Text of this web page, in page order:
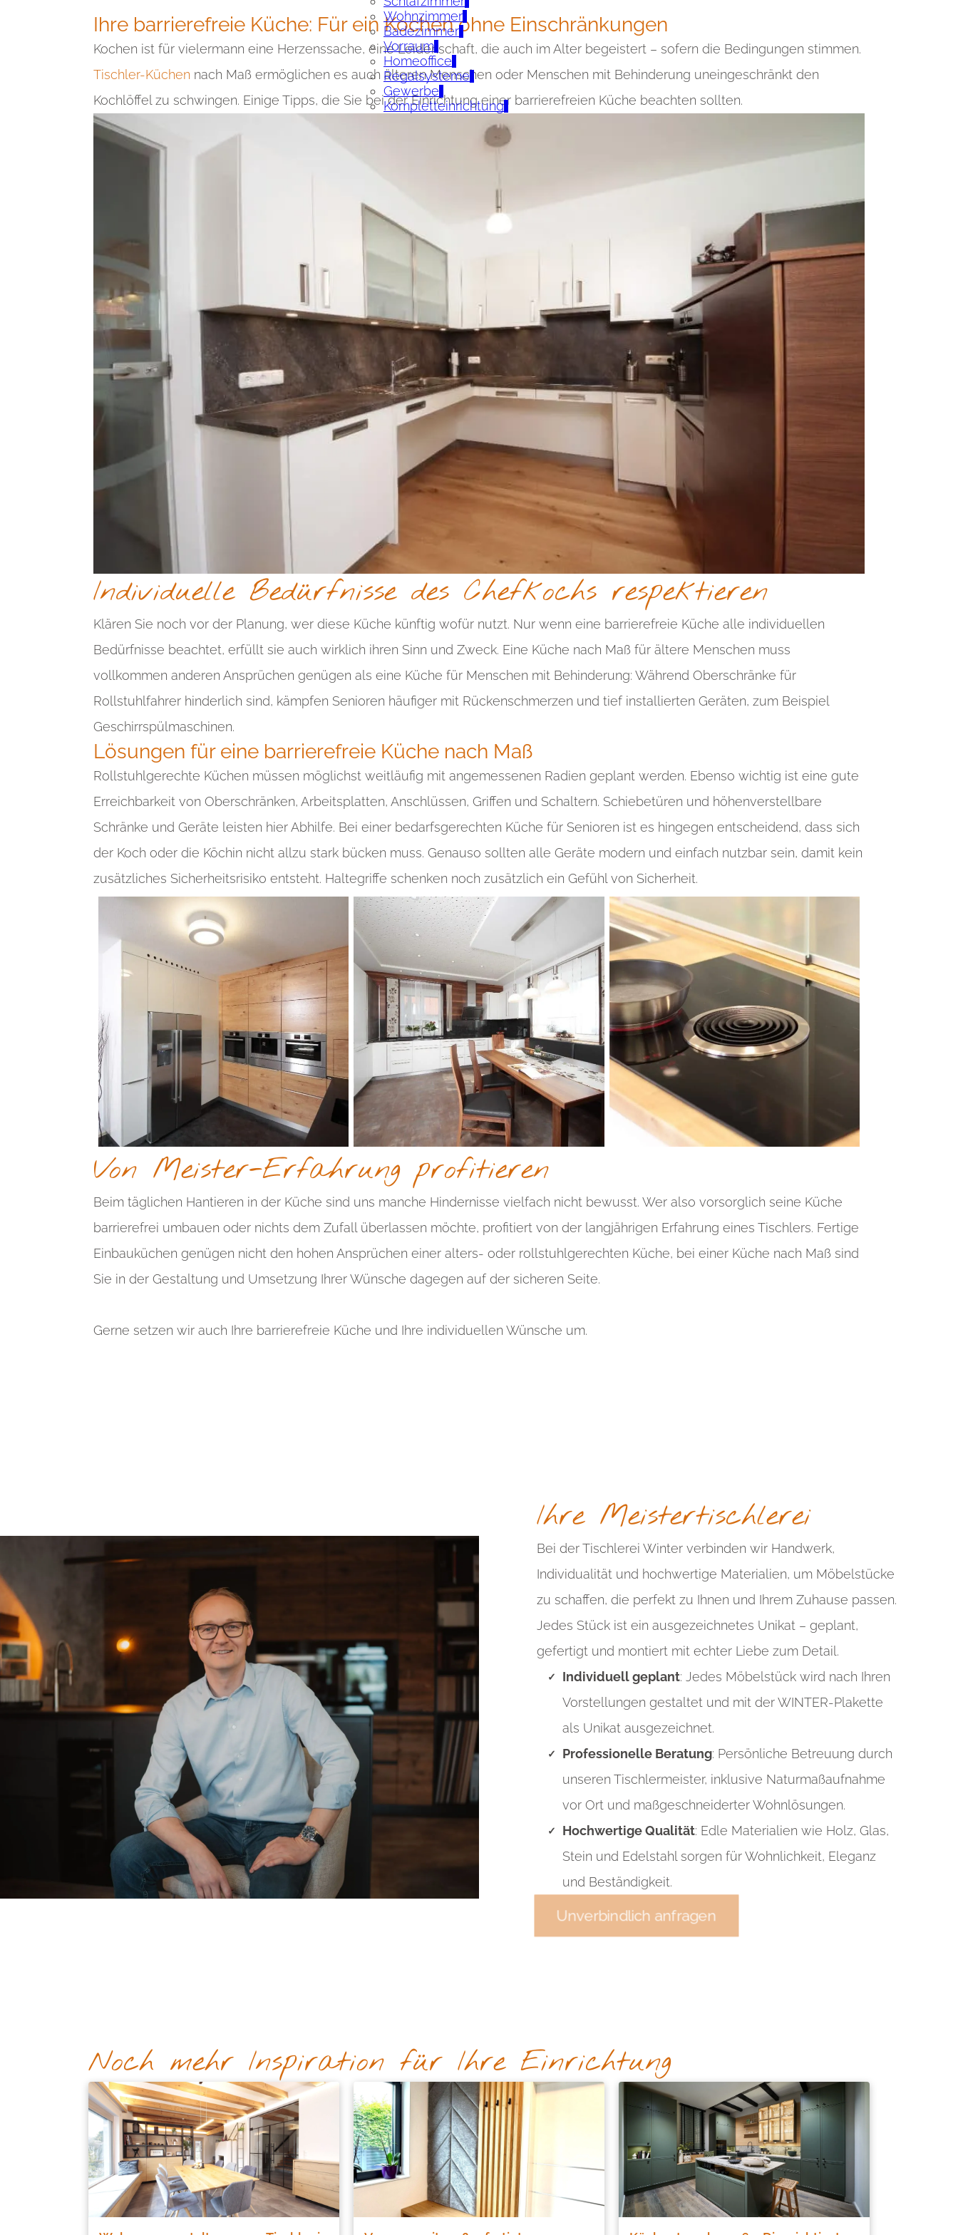
Wohnzimmer
Badezimmer
Vorraum
Homeoffice
Regalsysteme
Gewerbe
Kompletteinrichtung
Ihre barrierefreie Küche: Für ein Kochen ohne Einschränkungen
Kochen ist für vielermann eine Herzenssache, eine Leidenschaft, die auch im Alter begeistert – sofern die Bedingungen stimmen.
Tischler-Küchen nach Maß ermöglichen es auch älteren Menschen oder Menschen mit Behinderung uneingeschränkt den
Kochlöffel zu schwingen. Einige Tipps, die Sie bei der Einrichtung einer barrierefreien Küche beachten sollten.
Individuelle Bedürfnisse des Chefkochs respektieren
Klären Sie noch vor der Planung, wer diese Küche künftig wofür nutzt. Nur wenn eine barrierefreie Küche alle individuellen
Bedürfnisse beachtet, erfüllt sie auch wirklich ihren Sinn und Zweck. Eine Küche nach Maß für ältere Menschen muss
vollkommen anderen Ansprüchen genügen als eine Küche für Menschen mit Behinderung: Während Oberschränke für
Rollstuhlfahrer hinderlich sind, kämpfen Senioren häufiger mit Rückenschmerzen und tief installierten Geräten, zum Beispiel
Geschirrspülmaschinen.
Lösungen für eine barrierefreie Küche nach Maß
Rollstuhlgerechte Küchen müssen möglichst weitläufig mit angemessenen Radien geplant werden. Ebenso wichtig ist eine gute
Erreichbarkeit von Oberschränken, Arbeitsplatten, Anschlüssen, Griffen und Schaltern. Schiebetüren und höhenverstellbare
Schränke und Geräte leisten hier Abhilfe. Bei einer bedarfsgerechten Küche für Senioren ist es hingegen entscheidend, dass sich
der Koch oder die Köchin nicht allzu stark bücken muss. Genauso sollten alle Geräte modern und einfach nutzbar sein, damit kein
zusätzliches Sicherheitsrisiko entsteht. Haltegriffe schenken noch zusätzlich ein Gefühl von Sicherheit.
Von Meister-Erfahrung profitieren
Beim täglichen Hantieren in der Küche sind uns manche Hindernisse vielfach nicht bewusst. Wer also vorsorglich seine Küche
barrierefrei umbauen oder nichts dem Zufall überlassen möchte, profitiert von der langjährigen Erfahrung eines Tischlers. Fertige
Einbauküchen genügen nicht den hohen Ansprüchen einer alters- oder rollstuhlgerechten Küche, bei einer Küche nach Maß sind
Sie in der Gestaltung und Umsetzung Ihrer Wünsche dagegen auf der sicheren Seite.
Gerne setzen wir auch Ihre barrierefreie Küche und Ihre individuellen Wünsche um.
Ihre Meistertischlerei
Bei der Tischlerei Winter verbinden wir Handwerk,
Individualität und hochwertige Materialien, um Möbelstücke
zu schaffen, die perfekt zu Ihnen und Ihrem Zuhause passen.
Jedes Stück ist ein ausgezeichnetes Unikat – geplant,
gefertigt und montiert mit echter Liebe zum Detail.
Individuell geplant: Jedes Möbelstück wird nach Ihren
Vorstellungen gestaltet und mit der WINTER-Plakette
als Unikat ausgezeichnet.
Professionelle Beratung: Persönliche Betreuung durch
unseren Tischlermeister, inklusive Naturmaßaufnahme
vor Ort und maßgeschneiderter Wohnlösungen.
Hochwertige Qualität: Edle Materialien wie Holz, Glas,
Stein und Edelstahl sorgen für Wohnlichkeit, Eleganz
und Beständigkeit.
Unverbindlich anfragen
Noch mehr Inspiration für Ihre Einrichtung